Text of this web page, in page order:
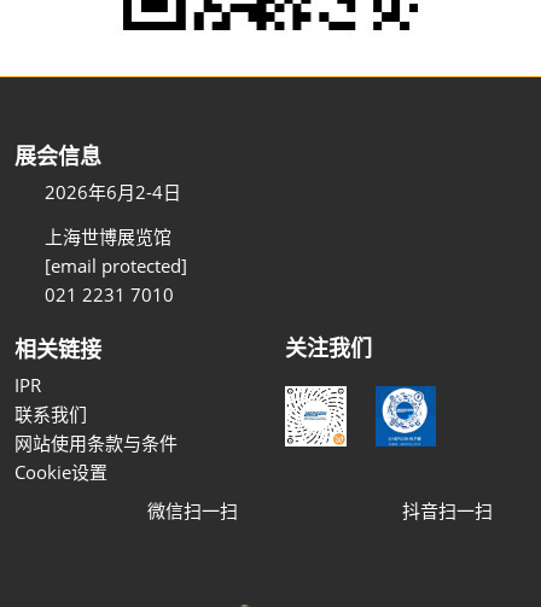
展会信息
2026年6月2-4日
上海世博展览馆
[email protected]
021 2231 7010
相关链接
IPR
联系我们
网站使用条款与条件
Cookie设置
关注我们
微信扫一扫 抖音扫一扫